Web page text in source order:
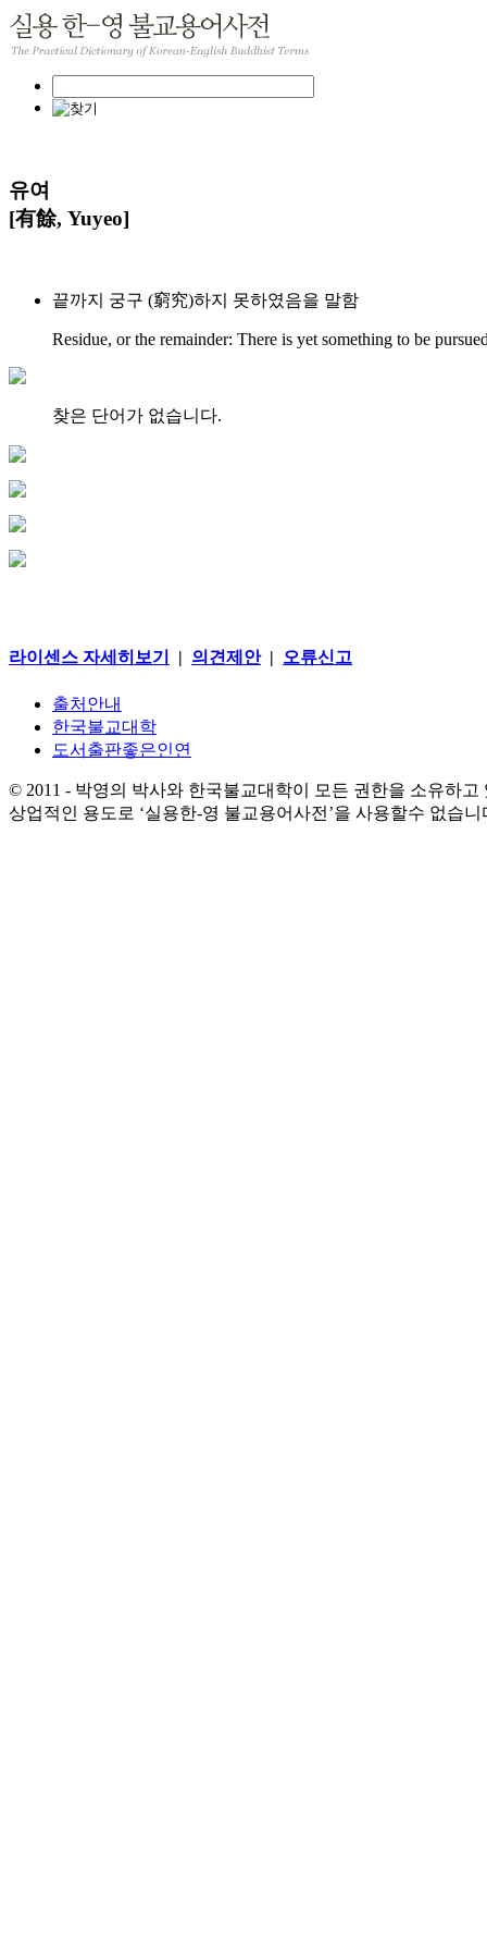
유여
[有餘, Yuyeo]
끝까지 궁구 (窮究)하지 못하였음을 말함
Residue, or the remainder: There is yet something to be
찾은 단어가 없습니다.
라이센스 자세히보기 | 의견제안| 오류신고
출처안내
한국불교대학
도서출판좋은인연
© 2011 - 박영의 박사와 한국불교대학이 모든 권한을 소유하고
상업적인 용도로 ‘실용한-영 불교용어사전’을 사용할수 없습니